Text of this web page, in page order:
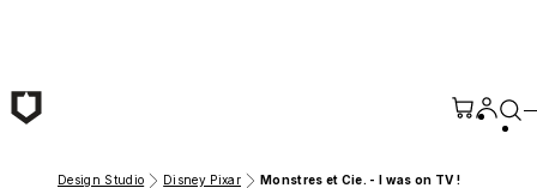
Design Studio Disney Pixar Monstres et Cie. - I was on TV !